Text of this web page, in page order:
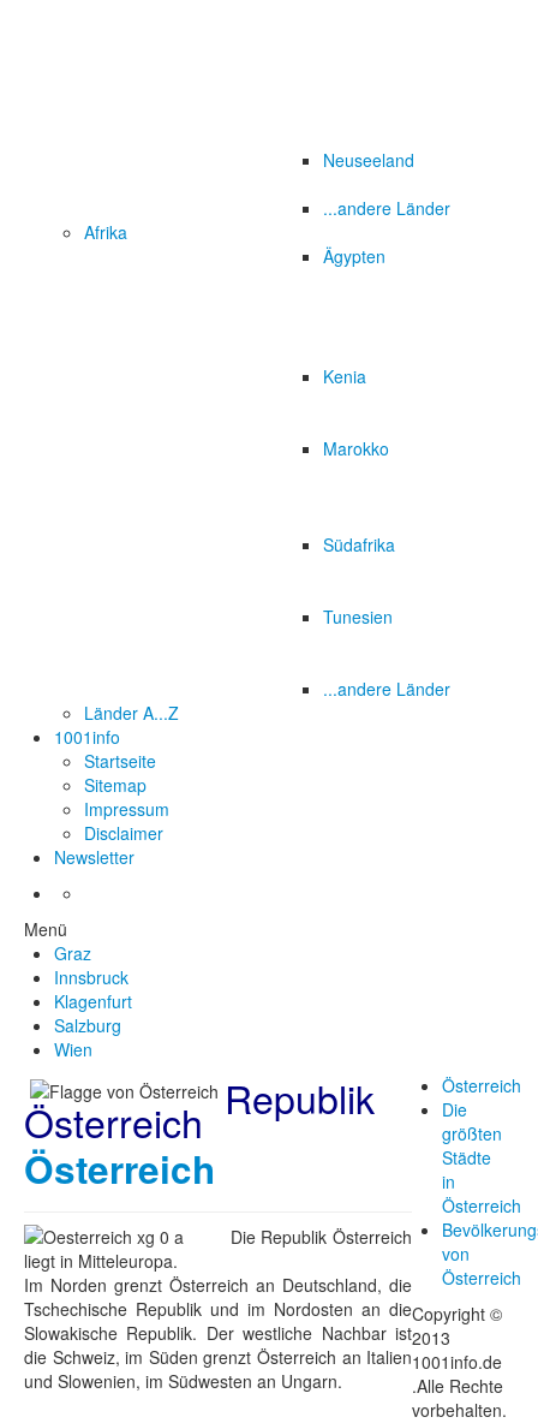
Neuseeland
...andere Länder
Afrika
Ägypten
Kenia
Marokko
Südafrika
Tunesien
...andere Länder
Länder A...Z
1001info
Startseite
Sitemap
Impressum
Disclaimer
Newsletter
Menü
Graz
Innsbruck
Klagenfurt
Salzburg
Wien
Republik
Österreich
Österreich
Die Republik Österreich
liegt in Mitteleuropa.
Im Norden grenzt Österreich an Deutschland, die
Tschechische Republik und im Nordosten an die
Slowakische Republik. Der westliche Nachbar ist
die Schweiz, im Süden grenzt Österreich an Italien
und Slowenien, im Südwesten an Ungarn.
Österreich
Die
größten
Städte
in
Österreich
von
Österreich
Copyright ©
2013
1001info.de
.Alle Rechte
vorbehalten.